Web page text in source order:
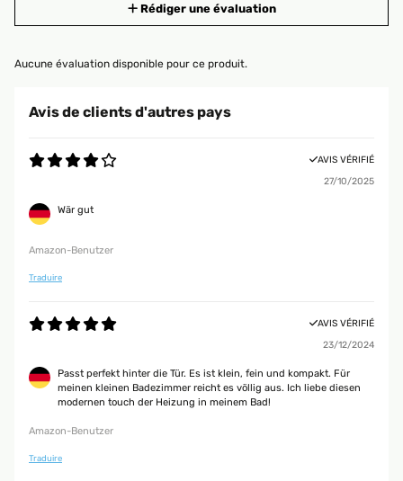
Rédiger une évaluation
Aucune évaluation disponible pour ce produit.
Avis de clients d'autres pays
AVIS VÉRIFIÉ
27/10/2025
Wär gut
Amazon-Benutzer
Traduire
AVIS VÉRIFIÉ
23/12/2024
Passt perfekt hinter die Tür. Es ist klein, fein und kompakt. Für
meinen kleinen Badezimmer reicht es völlig aus. Ich liebe diesen
modernen touch der Heizung in meinem Bad!
Amazon-Benutzer
Traduire